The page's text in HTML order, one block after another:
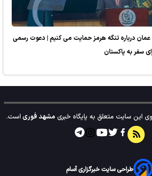
عمان درباره تنگه هرمز حمایت می کنیم | دعوت رسمی
سفر به پاکستان
این سایت متعلق به پایگاه خبریمشهد فوریاست.
طراحی سایت خبرگزاری آسام